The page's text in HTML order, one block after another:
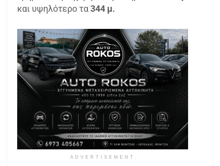
και υψηλότερο τα344 μ.
ADVERTISEMENT